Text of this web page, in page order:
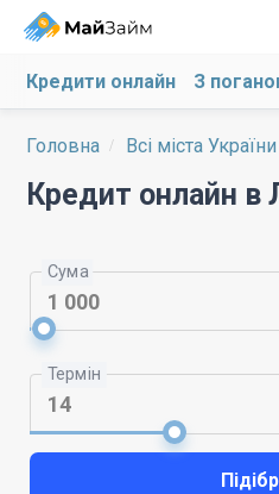
Кредити онлайн З
Головна Всі міста України
Кредит онлайн в
Сума
Термін